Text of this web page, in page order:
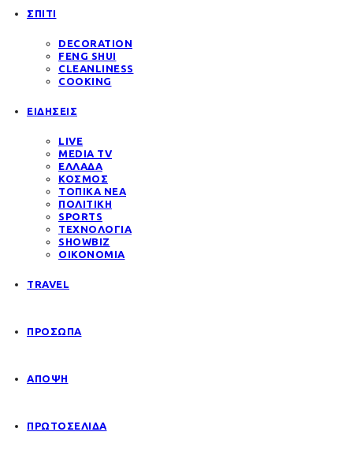
ΣΠΙΤΙ
DECORATION
FENG SHUI
CLEANLINESS
COOKING
ΕΙΔΗΣΕΙΣ
LIVE
MEDIA TV
ΕΛΛΑΔΑ
ΚΟΣΜΟΣ
ΤΟΠΙΚΑ ΝΕΑ
ΠΟΛΙΤΙΚΗ
SPORTS
ΤΕΧΝΟΛΟΓΙΑ
SHOWBIZ
ΟΙΚΟΝΟΜΙΑ
TRAVEL
ΠΡΟΣΩΠΑ
ΑΠΟΨΗ
ΠΡΩΤΟΣΕΛΙΔΑ